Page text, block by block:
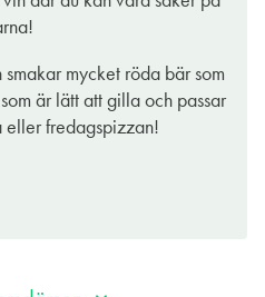
mycket röda bär som
är lätt att gilla och passar
fredagspizzan!
ack så elegant och
av fågel funkar finfint, gärna
bra också tack, och alla möjliga
gärna en tryffelsalami! Skål